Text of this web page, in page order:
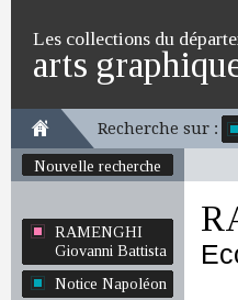
Les collections du
arts
Recherche sur :
Nouvelle recherche
RAMENGHI
Giovanni Battista
Notice Napoléon